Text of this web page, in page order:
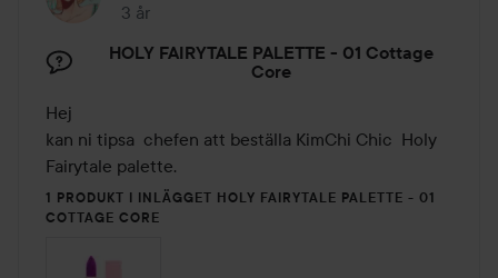
3 år
Inlägget skapades 3 år
HOLY FAIRYTALE PALETTE - 01 Cottage
Core
Hej
kan ni tipsa  chefen att beställa KimChi Chic  Holy
1 PRODUKT I INLÄGGET HOLY FAIRYTALE PALETTE - 01
COTTAGE CORE